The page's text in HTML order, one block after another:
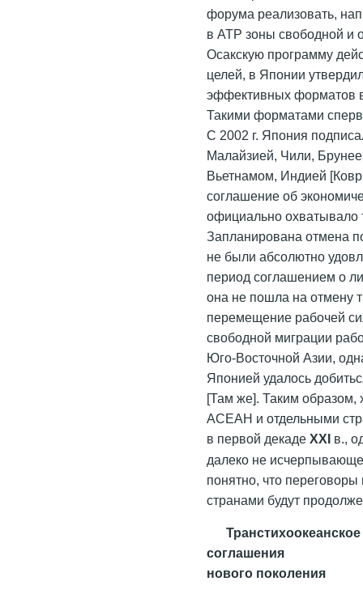
форума реализовать,
в АТР зоны свободной и
Осакскую программу
целей, в Японии
эффективных форматов
Такими форматами
С 2002 г. Япония
Малайзией, Чили,
Вьетнамом, Индией
соглашение об
официально охватывало
Запланирована отмена
не были абсолютно
период соглашением о
она не пошла на отмену
перемещение рабочей
свободной миграции
Юго-Восточной Азии,
Японией удалось
[Там же]. Таким образом,
АСЕАН и отдельными
в первой декадеXXI в.,
далеко не
понятно, что
странами будут
соглашения
нового поколения